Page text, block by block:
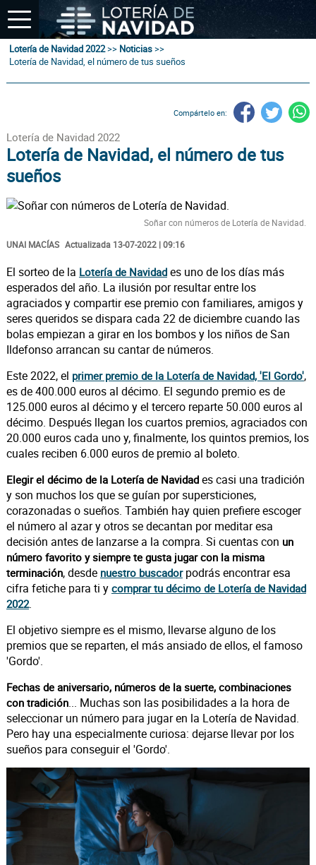
Lotería de Navidad 2022>> Noticias>>
Lotería de Navidad, el número de tus sueños
Compártelo en:
Lotería de Navidad 2022
Lotería de Navidad, el número de tus
sueños
Soñar con números de Lotería de Navidad.
UNAI MACÍAS Actualizada 13-07-2022 | 09:16
El sorteo de la Lotería de Navidades uno de los días más
esperados del año. La ilusión por resultar entre los
agraciados y compartir ese premio con familiares, amigos y
seres queridos se dispara cada 22 de diciembre cuando las
bolas empiezan a girar en los bombos y los niños de San
Ildefonso arrancan su cantar de números.
Este 2022, el primer premio de la Lotería de Navidad, 'El Gordo',
es de 400.000 euros al décimo. El segundo premio es de
125.000 euros al décimo y el tercero reparte 50.000 euros al
décimo. Después llegan los cuartos premios, agraciados con
20.000 euros cada uno y, finalmente, los quintos premios, los
cuales reciben 6.000 euros de premio al boleto.
Elegir el décimo de la Lotería de Navidad es casi una tradición
y son muchos los que se guían por supersticiones,
corazonadas o sueños. También hay quien prefiere escoger
el número al azar y otros se decantan por meditar esa
decisión antes de lanzarse a la compra. Si cuentas con un
número favorito y siempre te gusta jugar con la misma
terminación, desde nuestro buscadorpodrás encontrar esa
cifra fetiche para ti y comprar tu décimo de Lotería de Navidad
2022.
El objetivo siempre es el mismo, llevarse alguno de los
premios que se reparten, el más ansiado de ellos, el famoso
'Gordo'.
Fechas de aniversario, números de la suerte, combinaciones
con tradición... Muchas son las posibilidades a la hora de
seleccionar un número para jugar en la Lotería de Navidad.
Pero hay una especialmente curiosa: dejarse llevar por los
sueños para conseguir el 'Gordo'.